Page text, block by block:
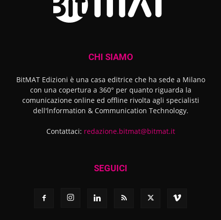
CHI SIAMO
BitMAT Edizioni è una casa editrice che ha sede a Milano
con una copertura a 360° per quanto riguarda la
comunicazione online ed offline rivolta agli specialisti
dell'lnformation & Communication Technology.
Contattaci: redazione.bitmat@bitmat.it
SEGUICI